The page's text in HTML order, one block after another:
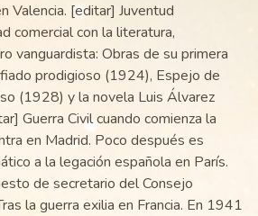
Valencia. [editar] Juventud
comercial con la literatura,
vanguardista: Obras de su primera
prodigioso (1924), Espejo de
(1928) y la novela Luis Álvarez
Guerra Civil cuando comienza la
en Madrid. Poco después es
a la legación española en París.
de secretario del Consejo
la guerra exilia en Francia. En 1941